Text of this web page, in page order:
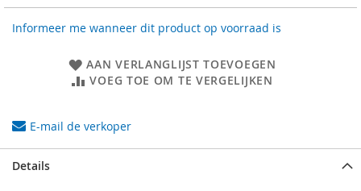
Informeer me wanneer dit product op voorraad is
AAN VERLANGLIJST TOEVOEGEN
VOEG TOE OM TE VERGELIJKEN
E-mail de verkoper
Details